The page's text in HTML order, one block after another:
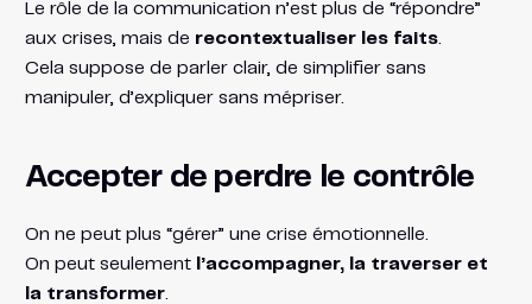
Le rôle de la communication n’est plus de “répondre”
aux crises, mais de recontextualiser les faits.
Cela suppose de parler clair, de simplifier sans
manipuler, d’expliquer sans mépriser.
Accepter de perdre le contrôle
On ne peut plus “gérer” une crise émotionnelle.
On peut seulement l’accompagner, la traverser et
la transformer.